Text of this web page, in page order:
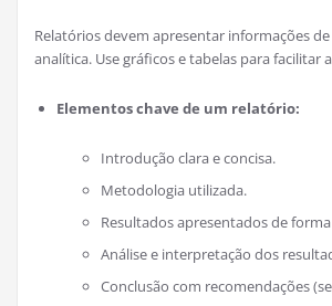
Relatórios devem apresentar informações
analítica. Use gráficos e tabelas para facilitar
Elementos chave de um relatório:
Introdução clara e concisa.
Metodologia utilizada.
Resultados apresentados de
Análise e interpretação dos
Conclusão com recomendações